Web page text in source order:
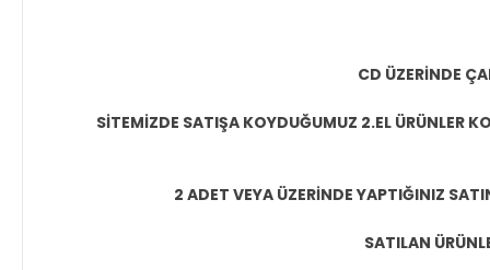
CD ÜZERİNDE
SİTEMİZDE SATIŞA KOYDUĞUMUZ 2.EL ÜRÜNLER
2 ADET VEYA ÜZERİNDE YAPTIĞINIZ
SATILAN